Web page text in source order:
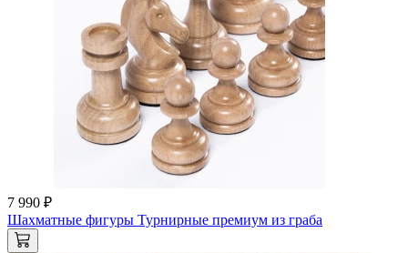
7 990 ₽
Шахматные фигуры Турнирные премиум из граба